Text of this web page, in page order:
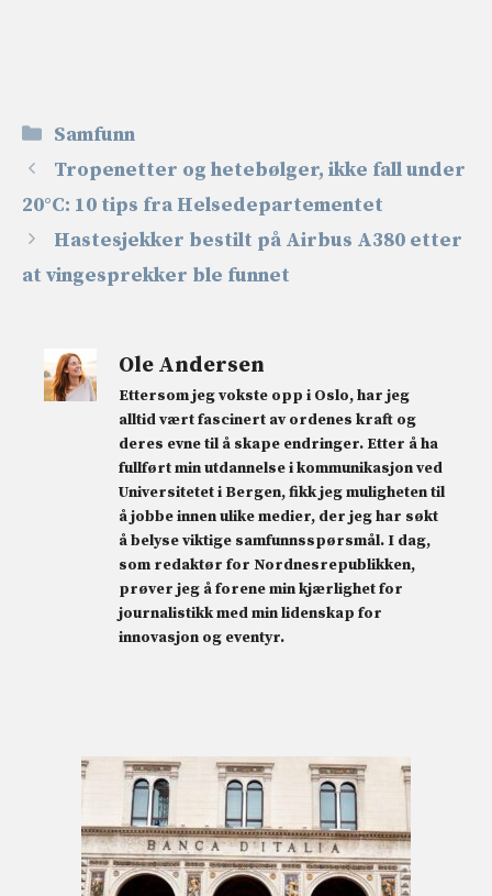
Kategorier
Samfunn
Tropenetter og hetebølger, ikke fall under
20°C: 10 tips fra Helsedepartementet
Hastesjekker bestilt på Airbus A380 etter
at vingesprekker ble funnet
Ole Andersen
Ettersom jeg vokste opp i Oslo, har jeg
alltid vært fascinert av ordenes kraft og
deres evne til å skape endringer. Etter å ha
fullført min utdannelse i kommunikasjon ved
Universitetet i Bergen, fikk jeg muligheten til
å jobbe innen ulike medier, der jeg har søkt
å belyse viktige samfunnsspørsmål. I dag,
som redaktør for Nordnesrepublikken,
prøver jeg å forene min kjærlighet for
journalistikk med min lidenskap for
innovasjon og eventyr.